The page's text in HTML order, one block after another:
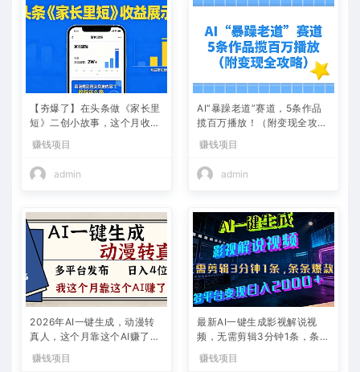
【夯爆了】在头条做《家长里
短》二创小故事，这个月收益
2w+
赚钱项目
admin
AI“暴躁老道”赛道，5条作品
揽百万播放！（附变现全攻
略）
赚钱项目
admin
2026年AI一键生成，动漫转
真人，这个月靠这个AI赚了2
赚钱项目
最新AI一键生成影视解说视
频，无需剪辑3分钟1条，条条
+
赚钱项目